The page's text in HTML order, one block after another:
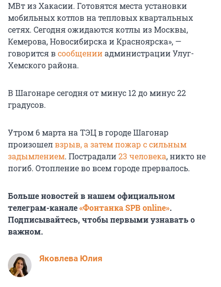
МВт из Хакасии. Готовятся места установки
мобильных котлов на тепловых квартальных
сетях. Сегодня ожидаются котлы из Москвы,
Кемерова, Новосибирска и Красноярска», —
говорится всообщенииадминистрации Улуг-
Хемского района.
В Шагонаре сегодня от минус 12 до минус 22
градусов.
Утром 6 марта на ТЭЦ в городе Шагонар
произошелвзрыв, а затем пожар с сильным
задымлением. Пострадали23 человека, никто не
погиб. Отопление во всем городе прервалось.
Больше новостей в нашем официальном
телеграм-канале«Фонтанка SPB online».
Подписывайтесь, чтобы первыми узнавать о
важном.
Яковлева Юлия